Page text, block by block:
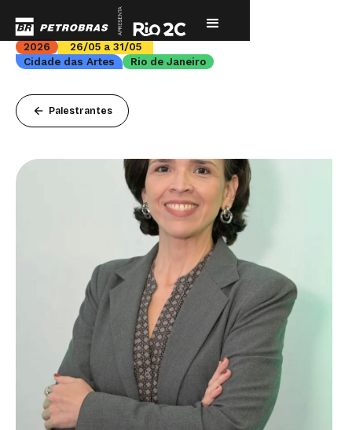
2026
26/05 a 31/05
Cidade das Artes
Rio de Janeiro
arrow_back Palestrantes